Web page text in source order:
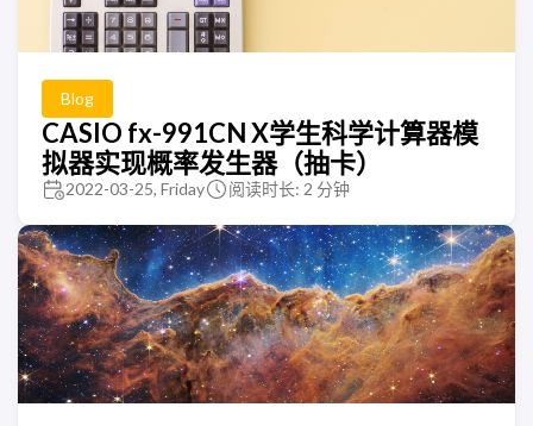
Blog
CASIO fx-991CN X学生科学计算器模
拟器实现概率发生器（抽卡）
2022-03-25, Friday 阅读时长: 2 分钟